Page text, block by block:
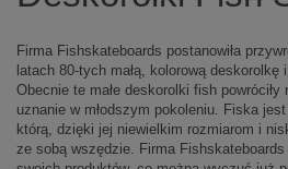
Firma Fishskateboards postanowiła
latach 80-tych małą, kolorową
Obecnie te małe deskorolki fish
uznanie w młodszym pokoleniu. Fiska
którą, dzięki jej niewielkim rozmiarom i
ze sobą wszędzie. Firma